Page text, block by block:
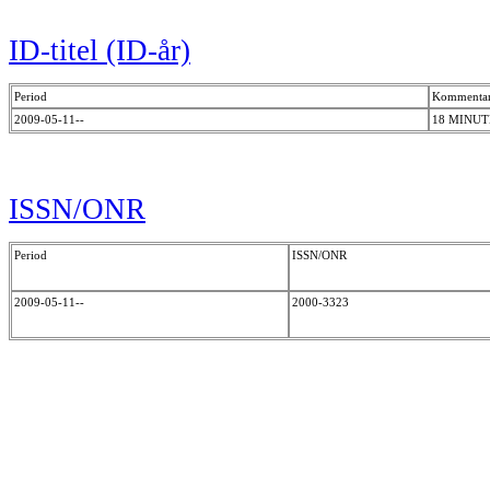
ID-titel (ID-år)
Period
2009-05-11--
18
ISSN/ONR
Period ISSN/ONR
2009-05-11-- 2000-3323